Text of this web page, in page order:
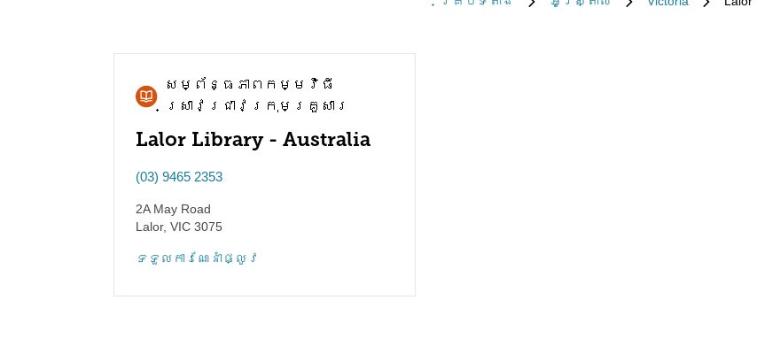
សម្ព័ន្ធភាព​កម្មវិធី​
ស្រាវជ្រាវ​ក្រុមគ្រួសារ
Lalor Library - Australia
(03) 9465 2353
2A May Road
Lalor, VIC 3075
ទទួល​ការណែនាំ​ផ្លូវ